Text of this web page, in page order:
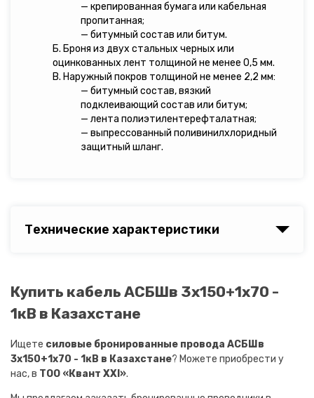
— крепированная бумага или кабельная
пропитанная;
— битумный состав или битум.
Б. Броня из двух стальных черных или
оцинкованных лент толщиной не менее 0,5 мм.
В. Наружный покров толщиной не менее 2,2 мм:
— битумный состав, вязкий
подклеивающий состав или битум;
— лента полиэтилентерефталатная;
— выпрессованный поливинилхлоридный
защитный шланг.
Технические характеристики
Купить кабель АСБШв 3х150+1х70 -
1кВ в Казахстане
Ищете силовые бронированные провода АСБШв
3х150+1х70 - 1кВ в Казахстане? Можете приобрести у
нас, в ТОО «Квант XXI».